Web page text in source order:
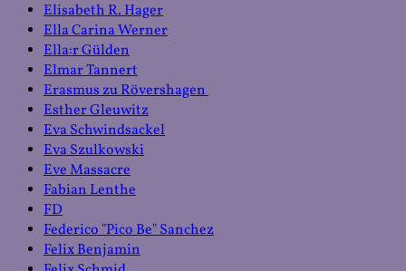
Elisabeth R. Hager
Ella Carina Werner
Ella:r Gülden
Elmar Tannert
Erasmus zu Rövershagen
Esther Gleuwitz
Eva Schwindsackel
Eva Szulkowski
Eve Massacre
Fabian Lenthe
FD
Federico "Pico Be" Sanchez
Felix Benjamin